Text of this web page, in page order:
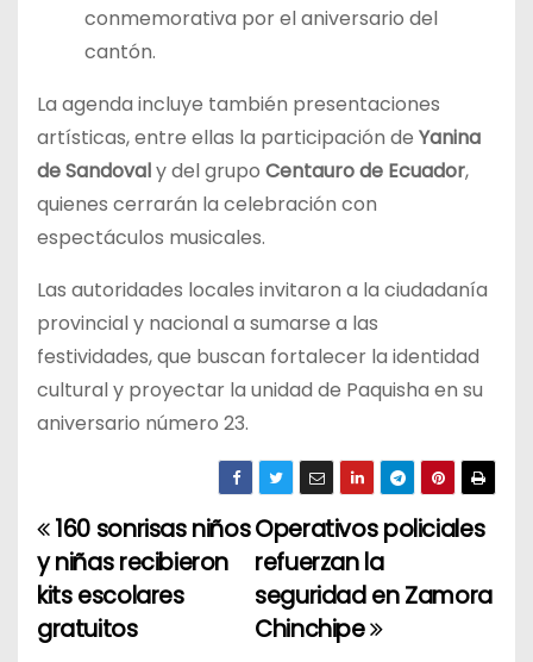
conmemorativa por el aniversario del
cantón.
La agenda incluye también presentaciones
artísticas, entre ellas la participación de Yanina
de Sandovaly del grupo Centauro de Ecuador,
quienes cerrarán la celebración con
espectáculos musicales.
Las autoridades locales invitaron a la ciudadanía
provincial y nacional a sumarse a las
festividades, que buscan fortalecer la identidad
cultural y proyectar la unidad de Paquisha en su
aniversario número 23.
N
a
v
Operativos policiales
refuerzan la
seguridad en Zamora
Chinchipe
160 sonrisas niños
y niñas recibieron
kits escolares
gratuitos